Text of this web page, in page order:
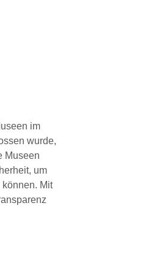
im
wurde,
Museen
um
Mit